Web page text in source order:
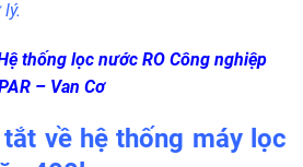
thống lọc nước RO Công nghiệp
– Van Cơ
về hệ thống máy lọc